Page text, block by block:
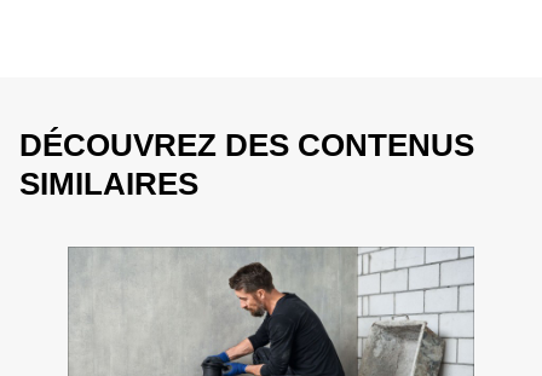
DÉCOUVREZ DES CONTENUS
SIMILAIRES